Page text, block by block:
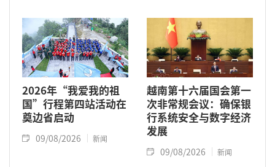
2026年“我爱我的祖
国”行程第四站活动在
奠边省启动
09/08/2026 新闻
越南第十六届国会第一
次非常规会议：确保银
行系统安全与数字经济
发展
09/08/2026 新闻